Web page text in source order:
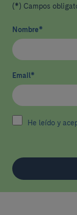
(*) Campos
Nombre*
Email*
He leído y